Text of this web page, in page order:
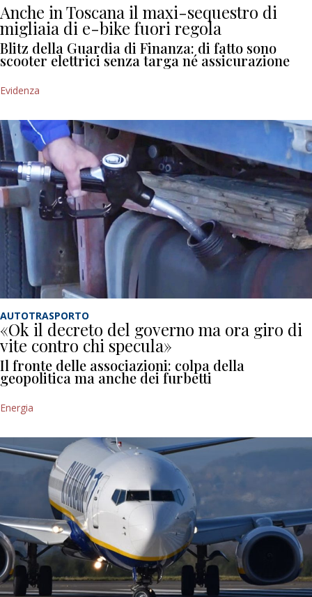
Anche in Toscana il maxi-sequestro di
migliaia di e-bike fuori regola
Blitz della Guardia di Finanza: di fatto sono
scooter elettrici senza targa né assicurazione
Evidenza
AUTOTRASPORTO
«Ok il decreto del governo ma ora giro di
vite contro chi specula»
Il fronte delle associazioni: colpa della
geopolitica ma anche dei furbetti
Energia